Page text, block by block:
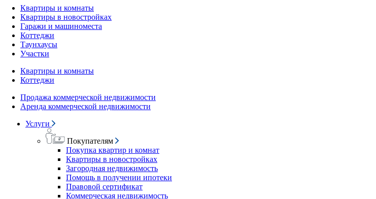
Квартиры и комнаты
Квартиры в новостройках
Гаражи и машиноместа
Коттеджи
Таунхаусы
Участки
Квартиры и комнаты
Коттеджи
Продажа коммерческой недвижимости
Аренда коммерческой недвижимости
Услуги
Покупателям
Покупка квартир и комнат
Квартиры в новостройках
Загородная недвижимость
Помощь в получении ипотеки
Правовой сертификат
Коммерческая недвижимость